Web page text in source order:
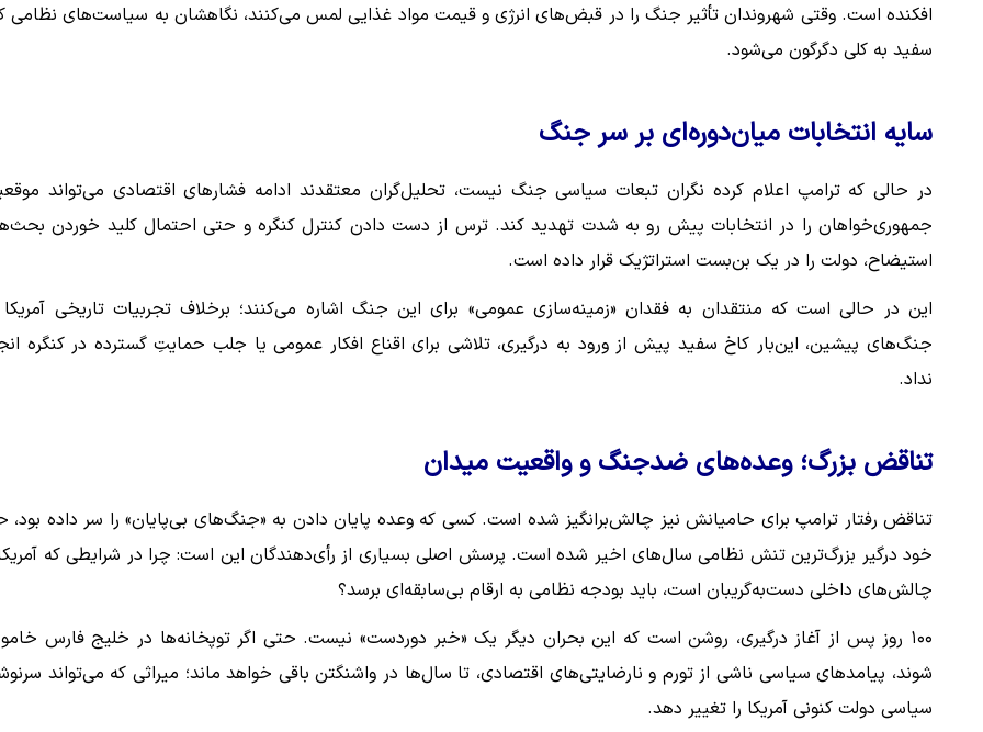
افکنده است. وقتی شهروندان تأثیر جنگ را در قبض‌های انرژی و قیمت مواد غذایی لمس می‌کنند، نگاهشان به سیاست‌های نظامی
سفید به کلی دگرگون می‌شود.
سایه انتخابات میان‌دوره‌ای بر سر جنگ
در حالی که ترامپ اعلام کرده نگران تبعات سیاسی جنگ نیست، تحلیل‌گران معتقدند ادامه فشارهای اقتصادی می‌تواند
جمهوری‌خواهان را در انتخابات پیش رو به شدت تهدید کند. ترس از دست دادن کنترل کنگره و حتی احتمال کلید خوردن
استیضاح، دولت را در یک بن‌بست استراتژیک قرار داده است.
این در حالی است که منتقدان به فقدان «زمینه‌سازی عمومی» برای این جنگ اشاره می‌کنند؛ برخلاف تجربیات تاریخی آمریکا
جنگ‌های پیشین، این‌بار کاخ سفید پیش از ورود به درگیری، تلاشی برای اقناع افکار عمومی یا جلب حمایتِ گسترده در کنگره
نداد.
تناقض بزرگ؛ وعده‌های ضدجنگ و واقعیت میدان
تناقض رفتار ترامپ برای حامیانش نیز چالش‌برانگیز شده است. کسی که وعده پایان دادن به «جنگ‌های بی‌پایان» را سر داده بود،
خود درگیر بزرگ‌ترین تنش نظامی سال‌های اخیر شده است. پرسش اصلی بسیاری از رأی‌دهندگان این است: چرا در شرایطی که
چالش‌های داخلی دست‌به‌گریبان است، باید بودجه نظامی به ارقام بی‌سابقه‌ای برسد؟
۱۰۰ روز پس از آغاز درگیری، روشن است که این بحران دیگر یک «خبر دوردست» نیست. حتی اگر توپخانه‌ها در خلیج فارس
شوند، پیامدهای سیاسی ناشی از تورم و نارضایتی‌های اقتصادی، تا سال‌ها در واشنگتن باقی خواهد ماند؛ میراثی که می‌تواند
سیاسی دولت کنونی آمریکا را تغییر دهد.